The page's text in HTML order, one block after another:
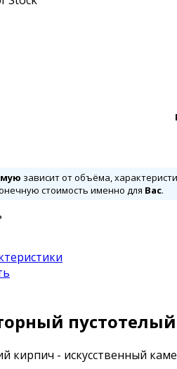
зависит от объёма,
стоимость именно для Вас.
кирпич - искусственный